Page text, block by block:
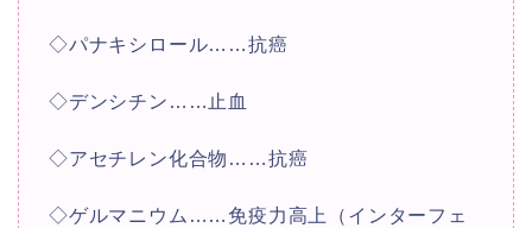
◇パナキシロール……抗癌
◇デンシチン……止血
◇アセチレン化合物……抗癌
◇ゲルマニウム……免疫力高上（インターフェ